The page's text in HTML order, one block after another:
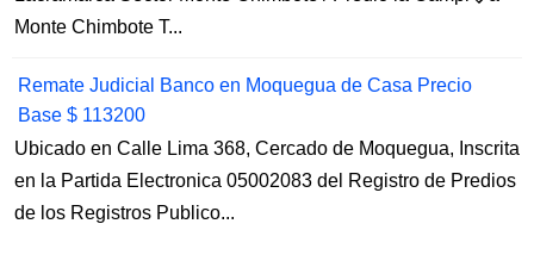
Monte Chimbote T...
Remate Judicial Banco en Moquegua de Casa Precio
Base $ 113200
Ubicado en Calle Lima 368, Cercado de Moquegua, Inscrita
en la Partida Electronica 05002083 del Registro de Predios
de los Registros Publico...